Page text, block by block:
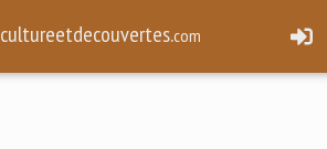
cultureetdecouvertes.com